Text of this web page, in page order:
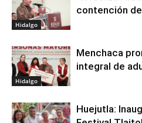
Hidalgo
contención
Hidalgo
Menchaca
integral de
Huejutla: